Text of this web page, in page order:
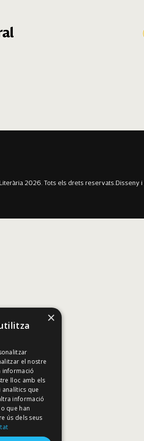
Chavarria
2026. Tots els drets reservats. Disseny i
×
el nostre
informació
lloc amb els
que
informació
que han
ús dels seus